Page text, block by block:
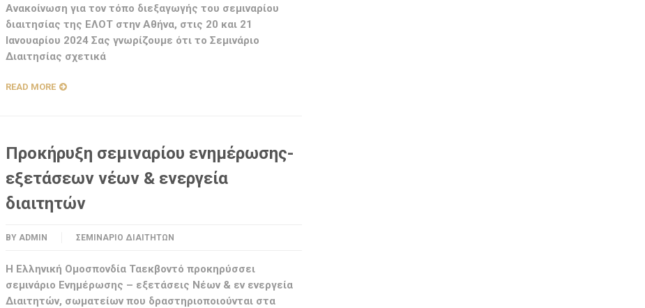
Ανακοίνωση για τον τόπο διεξαγωγής του σεμιναρίου
διαιτησίας της ΕΛΟΤ στην Αθήνα, στις 20 και 21
Ιανουαρίου 2024 Σας γνωρίζουμε ότι το Σεμινάριο
Διαιτησίας σχετικά
READ MORE
Προκήρυξη σεμιναρίου ενημέρωσης-
εξετάσεων νέων & ενεργεία
διαιτητών
BY ADMIN ΣΕΜΙΝΆΡΙΟ ΔΙΑΙΤΗΤΏΝ
Η Ελληνική Ομοσπονδία Ταεκβοντό προκηρύσσει
σεμινάριο Ενημέρωσης – εξετάσεις Νέων & εν ενεργεία
Διαιτητών, σωματείων που δραστηριοποιούνται στα